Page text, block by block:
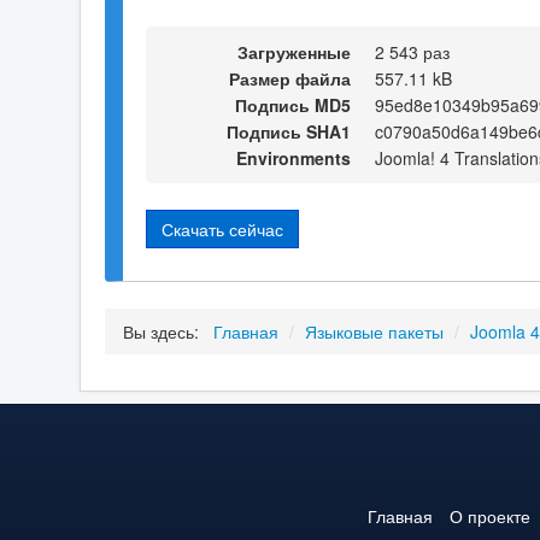
Загруженные
2 543 раз
Размер файла
557.11 kB
Подпись MD5
Подпись SHA1
Environments
Joomla! 4
Скачать сейчас
Вы здесь: Главная / Языковые пакеты / Joomla
Главная О проекте